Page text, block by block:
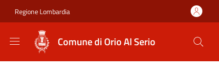
Regione Lombardia
Comune di Orio Al Serio